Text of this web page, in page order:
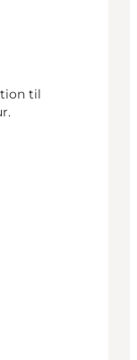
til